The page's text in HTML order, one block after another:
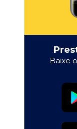
Baixe o